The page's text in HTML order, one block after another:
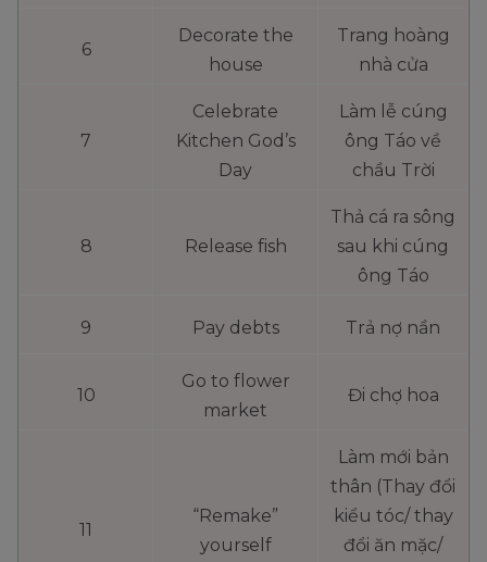
6
Decorate the
house
Trang hoàng
nhà cửa
7
Celebrate
Kitchen God’s
Day
Làm lễ cúng
ông Táo về
chầu Trời
8 Release fish
Thả cá ra sông
sau khi cúng
ông Táo
9 Pay debts Trả nợ nần
10
Go to flower
market
Đi chợ hoa
11
“Remake”
yourself
Làm mới bản
thân (Thay đổi
kiểu tóc/ thay
đổi ăn mặc/